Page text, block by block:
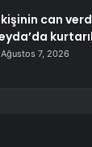
can
Ağustos 7, 2026